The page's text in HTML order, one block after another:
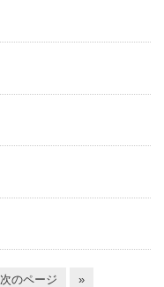
次のページ »